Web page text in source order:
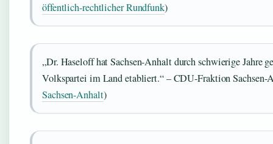
öffentlich-rechtlicher Rundfunk)
„Dr. Haseloff hat Sachsen-Anhalt durch schwierige Jahre
Volkspartei im Land etabliert.“ – CDU-Fraktion
Sachsen-Anhalt)